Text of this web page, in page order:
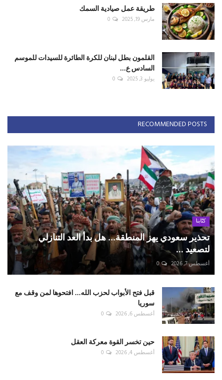
طريقة عمل صيادية السمك
مارس 19, 2025 0
القلمون بطل لبنان للكرة الطائرة للسيدات للموسم
السادس ع...
يوليو 3, 2025 0
RECOMMENDED POSTS
كتّابنا
تحذير سعودي يهز المنطقة... هل بدأ العد التنازلي
لتصعيد ...
أغسطس 7, 2026 0
قبل فتح الأبواب لحزب الله... افتحوها لمن وقف مع
سوريا
أغسطس 6, 2026 0
حين تخسر القوة معركة العقل
أغسطس 4, 2026 0